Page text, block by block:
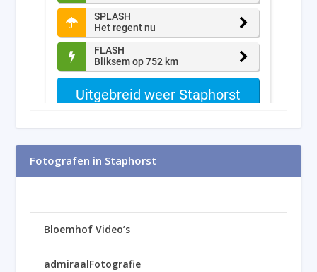
Fotografen in Staphorst
Bloemhof Video’s
admiraalFotografie